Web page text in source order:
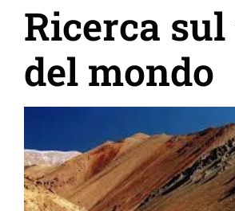
Ricerca
del mondo